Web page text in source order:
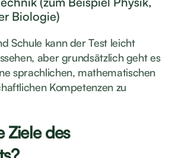
Biologie)
Schule kann der Test leicht
aber grundsätzlich geht es
sprachlichen, mathematischen
Kompetenzen zu
Ziele des